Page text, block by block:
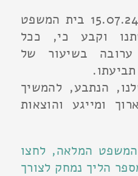
בסופו של יום, ביום 15.07.24 בית המשפט
וקבע כי, ככל
בשיעור של
הנתבע, להמשיך
ומייגע והוצאות
המלאה, לחצו
הליך נמחק לצורך